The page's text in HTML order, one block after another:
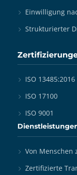
Einwilligung
Strukturierter
ISO 13485:2016
ISO 17100
ISO 9001
Von Menschen
Zertifizierte